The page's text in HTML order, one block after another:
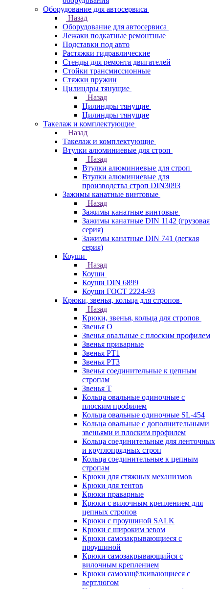
Оборудование для автосервиса
Назад
Оборудование для автосервиса
Лежаки подкатные ремонтные
Подставки под авто
Растяжки гидравлические
Стенды для ремонта двигателей
Стойки трансмиссионные
Стяжки пружин
Цилиндры тянущие
Назад
Цилиндры тянущие
Цилиндры тянущие
Такелаж и комплектующие
Назад
Такелаж и комплектующие
Втулки алюминиевые для строп
Назад
Втулки алюминиевые для строп
Втулки алюминиевые для
производства строп DIN3093
Зажимы канатные винтовые
Назад
Зажимы канатные винтовые
Зажимы канатные DIN 1142 (грузовая
серия)
Зажимы канатные DIN 741 (легкая
серия)
Коуши
Назад
Коуши
Коуши DIN 6899
Коуши ГОСТ 2224-93
Крюки, звенья, кольца для стропов
Назад
Крюки, звенья, кольца для стропов
Звенья О
Звенья овальные с плоским профилем
Звенья приварные
Звенья РТ1
Звенья РТ3
Звенья соединительные к цепным
стропам
Звенья Т
Кольца овальные одиночные c
плоским профилем
Кольца овальные одиночные SL-454
Кольца овальные с дополнительными
звеньями и плоским профилем
Кольца соединительные для ленточных
и круглопрядных строп
Кольца соединительные к цепным
стропам
Крюки для стяжных механизмов
Крюки для тентов
Крюки праварные
Крюки с вилочным креплением для
цепных стропов
Крюки с проушиной SALK
Крюки с широким зевом
Крюки самозакрывающиеся с
проушиной
Крюки самозакрывающийся с
вилочным креплением
Крюки самозащёлкивающиеся с
вертлюгом